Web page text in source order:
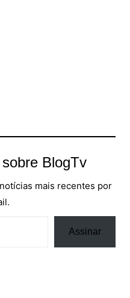
BlogTv
mais recentes por
Assinar